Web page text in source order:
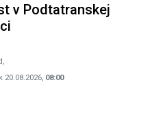
v Podtatranskej
20.08.2026, 08:00